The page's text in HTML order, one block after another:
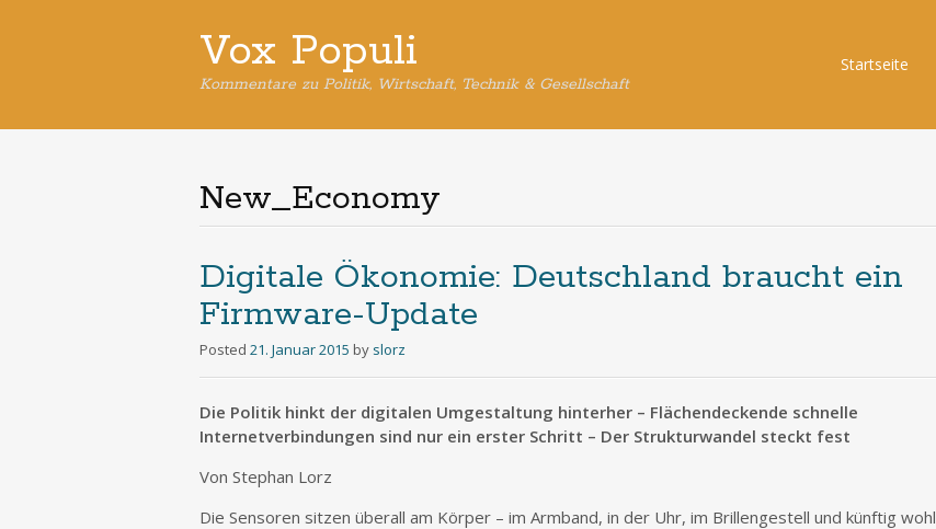
Vox Populi
Kommentare zu Politik, Wirtschaft, Technik & Gesellschaft
Skip
Startseite
New_Economy
Digitale Ökonomie: Deutschland braucht ein
Firmware-Update
Posted 21. Januar 2015 by slorz
Die Politik hinkt der digitalen Umgestaltung hinterher – Flächendeckende schnelle
Internetverbindungen sind nur ein erster Schritt – Der Strukturwandel steckt fest
Von Stephan Lorz
Die Sensoren sitzen überall am Körper – im Armband, in der Uhr, im Brillengestell und künftig wohl